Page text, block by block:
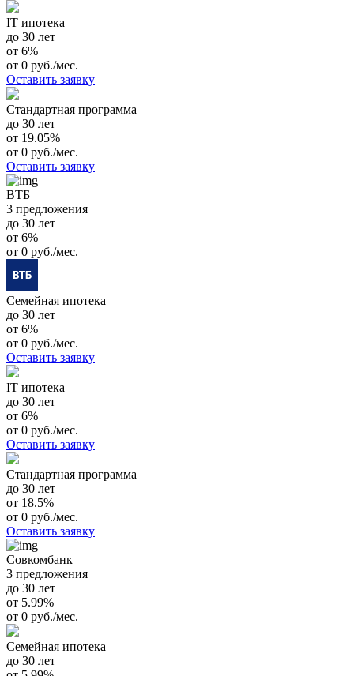
IT ипотека
до 30 лет
от 6%
от 0 руб./мес.
Оставить заявку
Стандартная программа
до 30 лет
от 19.05%
от 0 руб./мес.
Оставить заявку
ВТБ
3 предложения
до 30 лет
от 6%
от 0 руб./мес.
Семейная ипотека
до 30 лет
от 6%
от 0 руб./мес.
Оставить заявку
IT ипотека
до 30 лет
от 6%
от 0 руб./мес.
Оставить заявку
Стандартная программа
до 30 лет
от 18.5%
от 0 руб./мес.
Оставить заявку
Совкомбанк
3 предложения
до 30 лет
от 5.99%
от 0 руб./мес.
Семейная ипотека
до 30 лет